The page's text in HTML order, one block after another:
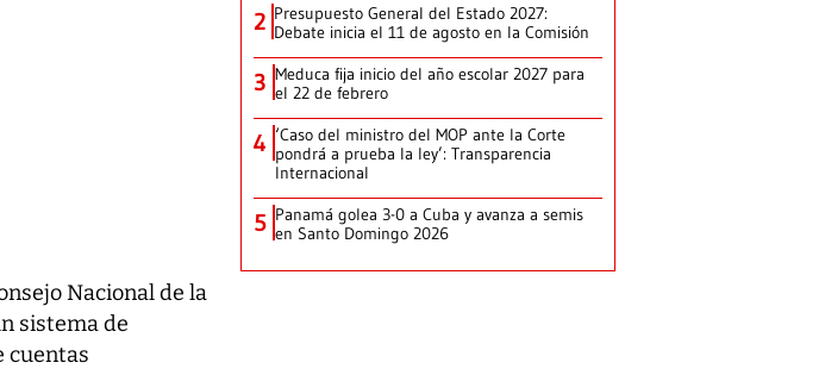
Nacional de la
sistema de
cuentas
2 Presupuesto General del Estado 2027:
Debate inicia el 11 de agosto en la Comisión
3 Meduca fija inicio del año escolar 2027 para
el 22 de febrero
4 ‘Caso del ministro del MOP ante la Corte
pondrá a prueba la ley’: Transparencia
Internacional
5 Panamá golea 3-0 a Cuba y avanza a semis
en Santo Domingo 2026